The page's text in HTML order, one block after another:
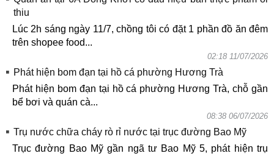
thiu
Lúc 2h sáng ngày 11/7, chồng tôi có đặt 1 phần đồ ăn đêm
trên shopee food...
02:18 11/07/2026
Phát hiện bom đạn tại hồ cá phường Hương Trà
Phát hiện bom đạn tại hồ cá phường Hương Trà, chỗ gần
bể bơi và quán cà...
08:38 06/07/2026
Trụ nước chữa cháy rò rỉ nước tại trục đường Bao Mỹ
Trục đường Bao Mỹ gần ngã tư Bao Mỹ 5, phát hiện trụ